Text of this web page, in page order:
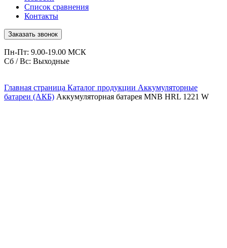
Список сравнения
Контакты
Заказать звонок
Пн-Пт: 9.00-19.00 МСК
Сб / Вс: Выходные
Главная страница Каталог продукции Аккумуляторные
батареи (АКБ) Аккумуляторная батарея MNB HRL 1221 W